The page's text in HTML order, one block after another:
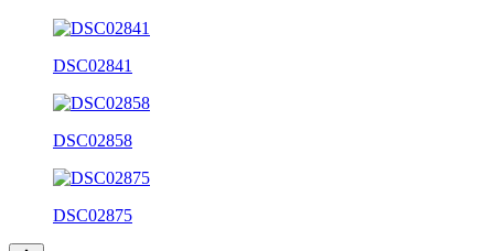
DSC02841
DSC02858
DSC02875